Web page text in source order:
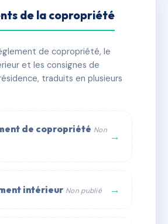
de La
Lot 107
de Sauzet
🏠 11 lots 🏗 5 bâtiment(s)
Digital 💬 WhatsApp
de la copropriété
de copropriété, le
et les consignes de
traduits en plusieurs
de copropriété Non →
intérieur Non publié →